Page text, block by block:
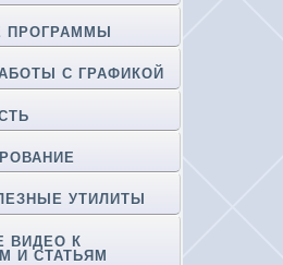
ПРОГРАММЫ
С ГРАФИКОЙ
УТИЛИТЫ
ВИДЕО К
И СТАТЬЯМ